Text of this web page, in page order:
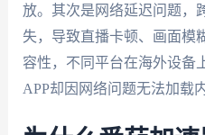
放。其次是网络延迟问题，
失，导致直播卡顿、画面模
容性，不同平台在海外设备
APP却因网络问题无法加载内